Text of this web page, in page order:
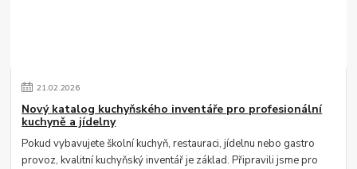
21.02.2026
Nový katalog kuchyňského inventáře pro profesionální
kuchyně a jídelny
Pokud vybavujete školní kuchyň, restauraci, jídelnu nebo gastro
provoz, kvalitní kuchyňský inventář je základ. Připravili jsme pro